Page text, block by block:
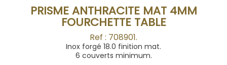
PRISME ANTHRACITE MAT 4MM
FOURCHETTE TABLE
Ref : 708901.
Inox forgé 18.0 finition mat.
6 couverts minimum.